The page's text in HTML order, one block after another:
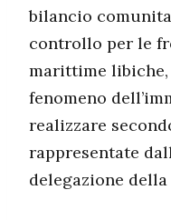
bilancio
controllo per le
marittime
fenomeno
realizzare
rappresentate
delegazione della